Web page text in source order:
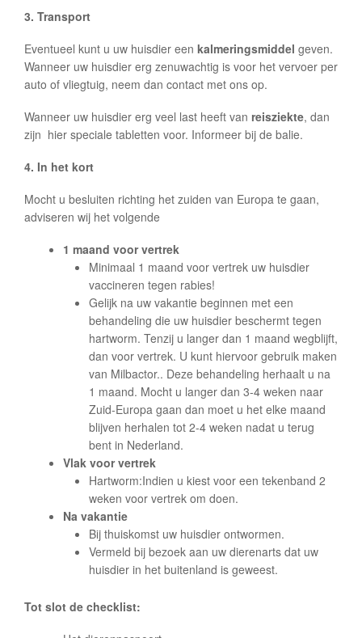
3. Transport
Eventueel kunt u uw huisdier een kalmeringsmiddel geven.
Wanneer uw huisdier erg zenuwachtig is voor het vervoer per
auto of vliegtuig, neem dan contact met ons op.
Wanneer uw huisdier erg veel last heeft van reisziekte, dan
zijn hier speciale tabletten voor. Informeer bij de balie.
4. In het kort
Mocht u besluiten richting het zuiden van Europa te gaan,
adviseren wij het volgende
1 maand voor vertrek
Minimaal 1 maand voor vertrek uw huisdier
vaccineren tegen rabies!
Gelijk na uw vakantie beginnen met een
behandeling die uw huisdier beschermt tegen
hartworm. Tenzij u langer dan 1 maand wegblijft,
dan voor vertrek. U kunt hiervoor gebruik maken
van Milbactor.. Deze behandeling herhaalt u na
1 maand. Mocht u langer dan 3-4 weken naar
Zuid-Europa gaan dan moet u het elke maand
blijven herhalen tot 2-4 weken nadat u terug
bent in Nederland.
Vlak voor vertrek
Hartworm:Indien u kiest voor een tekenband 2
weken voor vertrek om doen.
Na vakantie
Bij thuiskomst uw huisdier ontwormen.
Vermeld bij bezoek aan uw dierenarts dat uw
huisdier in het buitenland is geweest.
Tot slot de checklist: